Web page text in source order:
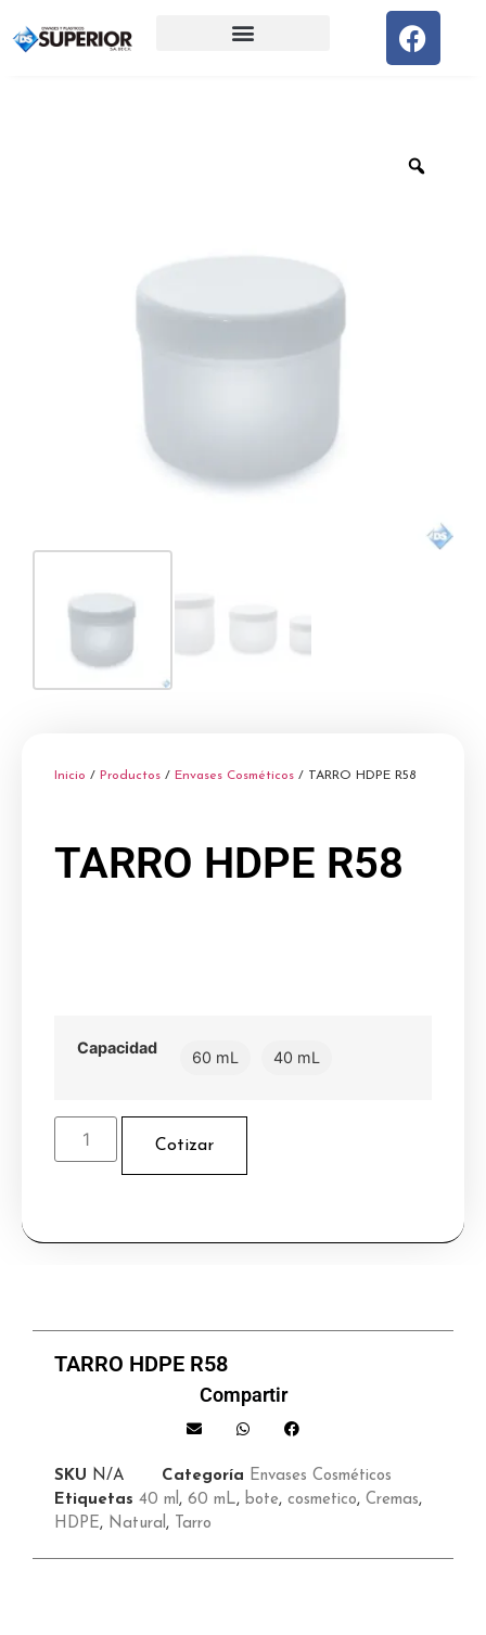
Inicio / Productos / Envases Cosméticos / TARRO HDPE R58
TARRO HDPE R58
Capacidad
60 mL 40 mL
Cotizar
TARRO HDPE R58
Compartir
SKU N/A Categoría Envases Cosméticos
Etiquetas 40 ml , 60 mL, bote, cosmetico, Cremas,
HDPE, Natural , Tarro